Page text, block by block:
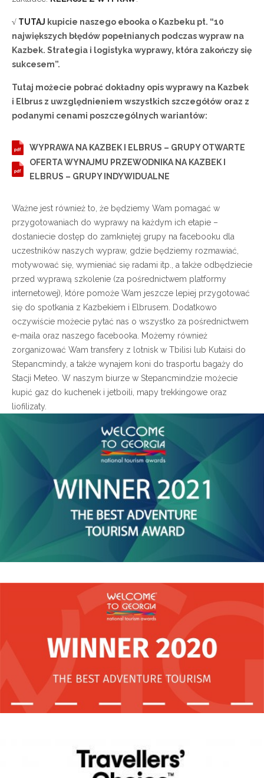
√ TUTAJ kupicie naszego ebooka o Kazbeku pt. “10
największych błędów popełnianych podczas wypraw na
Kazbek. Strategia i logistyka wyprawy, która zakończy się
sukcesem”.
Tutaj możecie pobrać dokładny opis wyprawy na Kazbek
i Elbrus z uwzględnieniem wszystkich szczegółów oraz z
podanymi cenami poszczególnych wariantów:
WYPRAWA NA KAZBEK I ELBRUS – GRUPY OTWARTE
OFERTA WYNAJMU PRZEWODNIKA NA KAZBEK I
ELBRUS – GRUPY INDYWIDUALNE
Ważne jest również to, że będziemy Wam pomagać w
przygotowaniach do wyprawy na każdym ich etapie –
dostaniecie dostęp do zamkniętej grupy na facebooku dla
uczestników naszych wypraw, gdzie będziemy rozmawiać,
motywować się, wymieniać się radami itp., a także odbędziecie
przed wyprawą szkolenie (za pośrednictwem platformy
internetowej), które pomoże Wam jeszcze lepiej przygotować
się do spotkania z Kazbekiem i Elbrusem. Dodatkowo
oczywiście możecie pytać nas o wszystko za pośrednictwem
e-maila oraz naszego facebooka. Możemy również
zorganizować Wam transfery z lotnisk w Tbilisi lub Kutaisi do
Stepancmindy, a także wynajem koni do trasportu bagaży do
Stacji Meteo. W naszym biurze w Stepancmindzie możecie
kupić gaz do kuchenek i jetboili, mapy trekkingowe oraz
liofilizaty.